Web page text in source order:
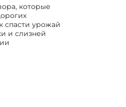
которые
спасти урожай
и слизней